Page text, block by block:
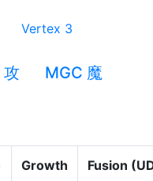
Vertex 3
攻
MGC 魔
Growth Fusion